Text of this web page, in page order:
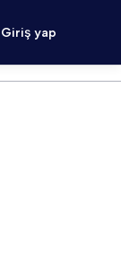
Giriş yap